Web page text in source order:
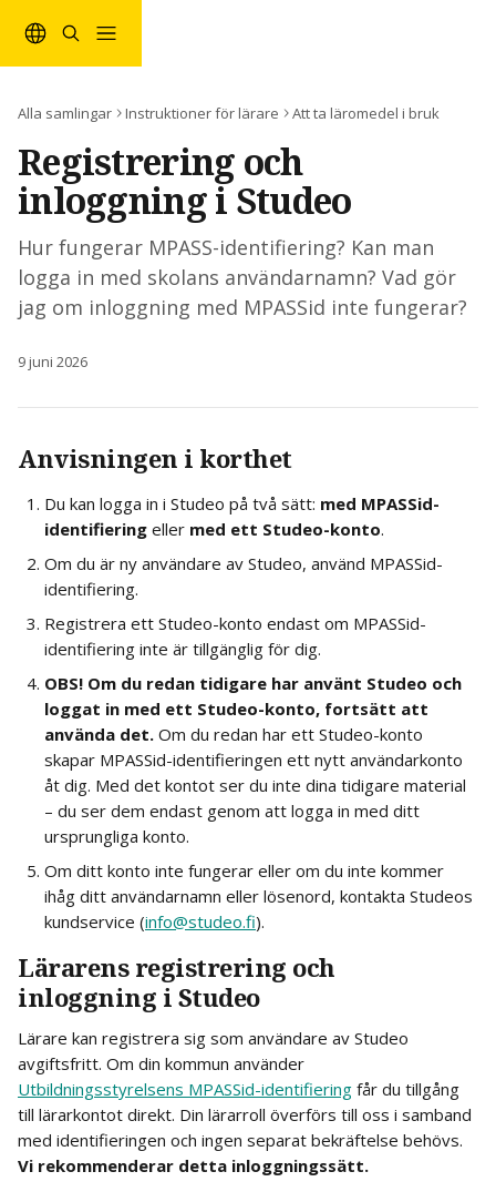
Alla samlingar Instruktioner för lärare Att ta läromedel i bruk
Registrering och
inloggning i Studeo
Hur fungerar MPASS-identifiering? Kan man
logga in med skolans användarnamn? Vad gör
jag om inloggning med MPASSid inte fungerar?
9 juni 2026
Anvisningen i korthet
Du kan logga in i Studeo på två sätt: med MPASSid-
identifiering eller med ett Studeo-konto.
Om du är ny användare av Studeo, använd MPASSid-
identifiering.
Registrera ett Studeo-konto endast om MPASSid-
identifiering inte är tillgänglig för dig.
OBS! Om du redan tidigare har använt Studeo och
loggat in med ett Studeo-konto, fortsätt att
använda det. Om du redan har ett Studeo-konto
skapar MPASSid-identifieringen ett nytt användarkonto
åt dig. Med det kontot ser du inte dina tidigare material
– du ser dem endast genom att logga in med ditt
ursprungliga konto.
Om ditt konto inte fungerar eller om du inte kommer
ihåg ditt användarnamn eller lösenord, kontakta Studeos
kundservice (info@studeo.fi).
Lärarens registrering och
inloggning i Studeo
Lärare kan registrera sig som användare av Studeo
avgiftsfritt. Om din kommun använder
Utbildningsstyrelsens MPASSid-identifiering får du tillgång
till lärarkontot direkt. Din lärarroll överförs till oss i samband
med identifieringen och ingen separat bekräftelse behövs.
Vi rekommenderar detta inloggningssätt.